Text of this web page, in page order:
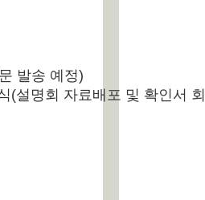
발송 예정)
설명회 자료배포 및 확인서